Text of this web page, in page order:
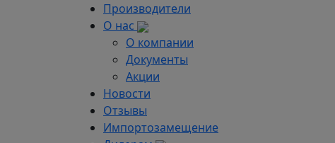
Производители
О нас
О компании
Документы
Акции
Новости
Отзывы
Импортозамещение